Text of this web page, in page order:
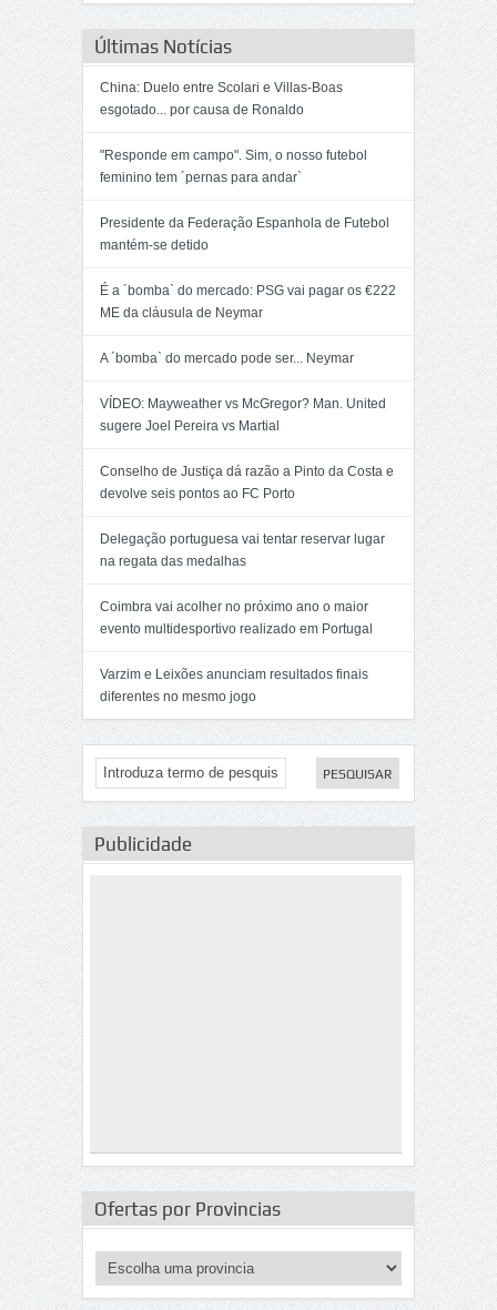
Últimas Notícias
China: Duelo entre Scolari e Villas-Boas
esgotado... por causa de Ronaldo
"Responde em campo". Sim, o nosso futebol
feminino tem ´pernas para andar`
Presidente da Federação Espanhola de Futebol
mantém-se detido
É a ´bomba` do mercado: PSG vai pagar os €222
ME da cláusula de Neymar
A ´bomba` do mercado pode ser... Neymar
VÍDEO: Mayweather vs McGregor? Man. United
sugere Joel Pereira vs Martial
Conselho de Justiça dá razão a Pinto da Costa e
devolve seis pontos ao FC Porto
Delegação portuguesa vai tentar reservar lugar
na regata das medalhas
Coimbra vai acolher no próximo ano o maior
evento multidesportivo realizado em Portugal
Varzim e Leixões anunciam resultados finais
diferentes no mesmo jogo
Publicidade
Ofertas por Provincias